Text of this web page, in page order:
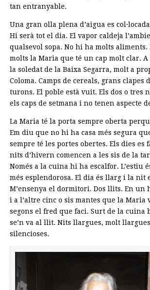
tan entranyable.
Una gran olla plena d’aigua es
Hi serà tot el dia. El vapor caldeja
qualsevol sopa. No hi ha molts aliments.
molts la Maria que té un cap molt clar. A
la soledat de la Baixa Segarra, molt a
Coloma. Camps de cereals, grans clapes
turons. El poble està vuit. Els dos o tres
els caps de setmana i no tenen aspecte
La Maria té la porta sempre oberta
Em diu que no hi ha casa més segura
sempre té les portes obertes. Els dies es
nits d’hivern comencen a les sis de la
Només a la cuina hi ha escalfor. L’estiu
més esplendorosa. El dia és llarg i la nit
M’ensenya el dormitori. Dos llits. En un
i a l’altre cinc o sis mantes que la Maria
segons el fred que faci. Surt de la cuina
se’n va al llit. Nits llargues, molt
silencioses.